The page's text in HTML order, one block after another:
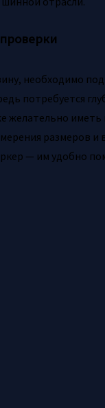
необходимо
потребуется
желательно
размеров
— им удобно